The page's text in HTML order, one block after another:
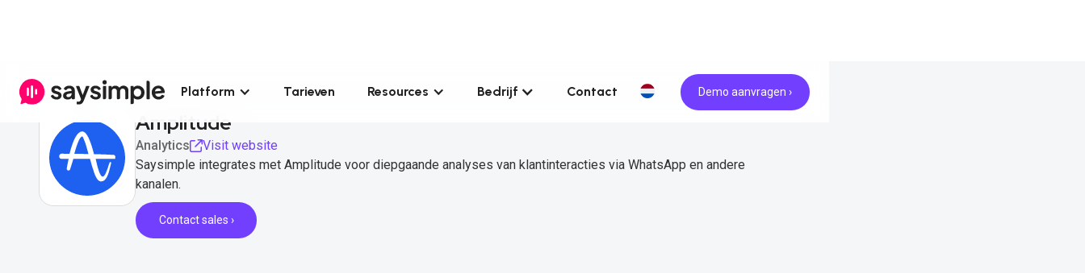
Platform Tarieven Resources Bedrijf Contact Demo aanvragen ›
Amplitude
Analytics
Visit website
Saysimple integrates met Amplitude voor diepgaande analyses van klantinteracties via WhatsApp en andere
kanalen.
Contact sales ›